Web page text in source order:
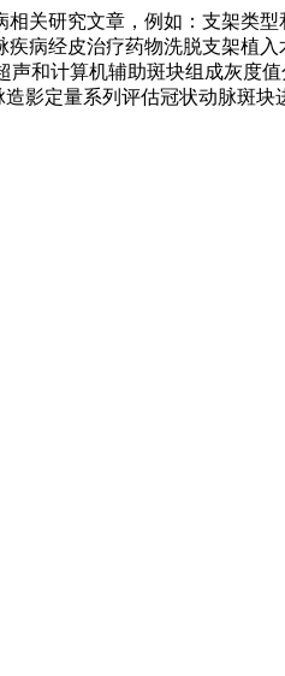
相关研究文章，例如：支架类
病经皮治疗药物洗脱支架植
声和计算机辅助斑块组成灰度
影定量系列评估冠状动脉斑块